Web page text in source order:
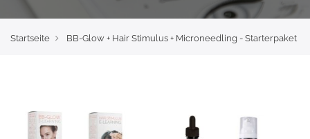
Startseite BB-Glow + Hair Stimulus + Microneedling - Starterpaket